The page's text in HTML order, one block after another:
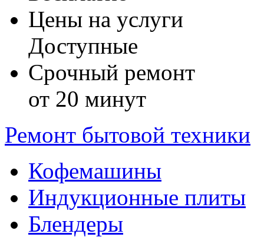
Цены на услуги
Доступные
Срочный ремонт
от 20 минут
Ремонт бытовой техники
Кофемашины
Индукционные плиты
Блендеры